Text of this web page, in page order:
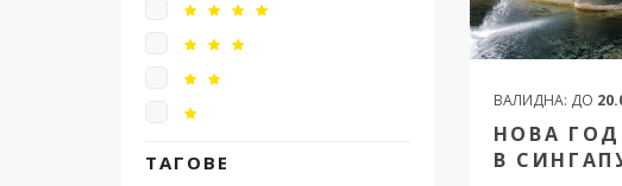
ТАГОВЕ
ВАЛИДНА: ДО
НОВА
В